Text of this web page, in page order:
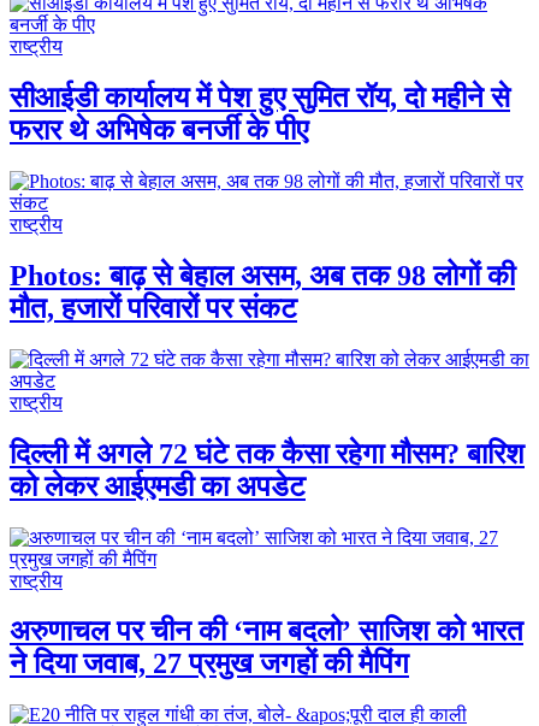
राष्ट्रीय
सीआईडी ​​कार्यालय में पेश हुए सुमित रॉय, दो महीने से
फरार थे अभिषेक बनर्जी के पीए
राष्ट्रीय
Photos: बाढ़ से बेहाल असम, अब तक 98 लोगों की
मौत, हजारों परिवारों पर संकट
राष्ट्रीय
दिल्ली में अगले 72 घंटे तक कैसा रहेगा मौसम? बारिश
को लेकर आईएमडी का अपडेट
राष्ट्रीय
अरुणाचल पर चीन की ‘नाम बदलो’ साजिश को भारत
ने दिया जवाब, 27 प्रमुख जगहों की मैपिंग